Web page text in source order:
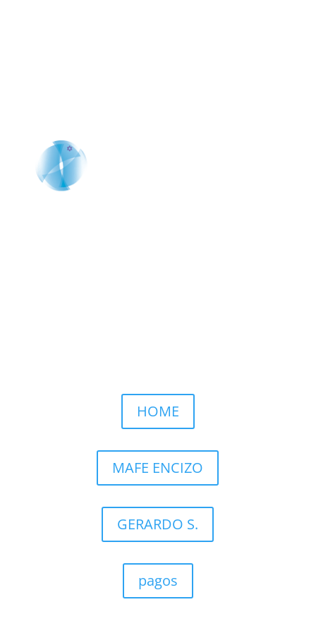
HOME
MAFE ENCIZO
GERARDO S.
pagos